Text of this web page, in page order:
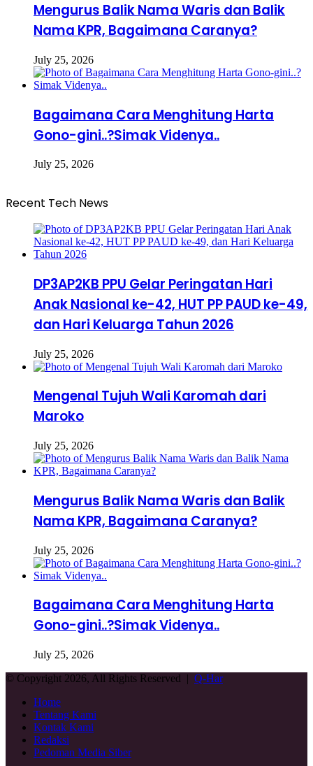
Mengurus Balik Nama Waris dan Balik
Nama KPR, Bagaimana Caranya?
July 25, 2026
Bagaimana Cara Menghitung Harta
Gono-gini..?Simak Videnya..
July 25, 2026
Recent Tech News
DP3AP2KB PPU Gelar Peringatan Hari
Anak Nasional ke-42, HUT PP PAUD ke-49,
dan Hari Keluarga Tahun 2026
July 25, 2026
Mengenal Tujuh Wali Karomah dari
Maroko
July 25, 2026
Mengurus Balik Nama Waris dan Balik
Nama KPR, Bagaimana Caranya?
July 25, 2026
Bagaimana Cara Menghitung Harta
Gono-gini..?Simak Videnya..
July 25, 2026
© Copyright 2026, All Rights Reserved | Q-Har
Home
Tentang Kami
Kontak Kami
Redaksi
Pedoman Media Siber